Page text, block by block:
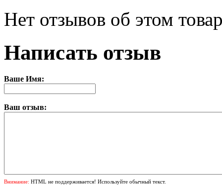
Нет отзывов об этом
Написать отзыв
Ваше Имя:
Ваш отзыв:
Внимание: HTML не поддерживается! Используйте обычный текст.